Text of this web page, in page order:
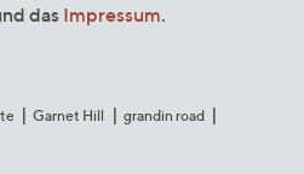
das Impressum.
Garnet Hill
grandin road